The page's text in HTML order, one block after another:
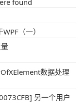
（一）
数据处理
另一个用户